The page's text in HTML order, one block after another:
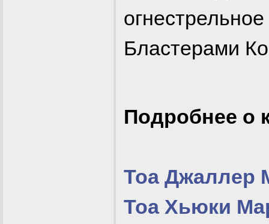
Бластерами
Подробнее о
Тоа Джаллер
Тоа Хьюки